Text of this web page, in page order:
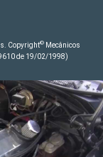
Copyright© Mecânicos
de 19/02/1998)